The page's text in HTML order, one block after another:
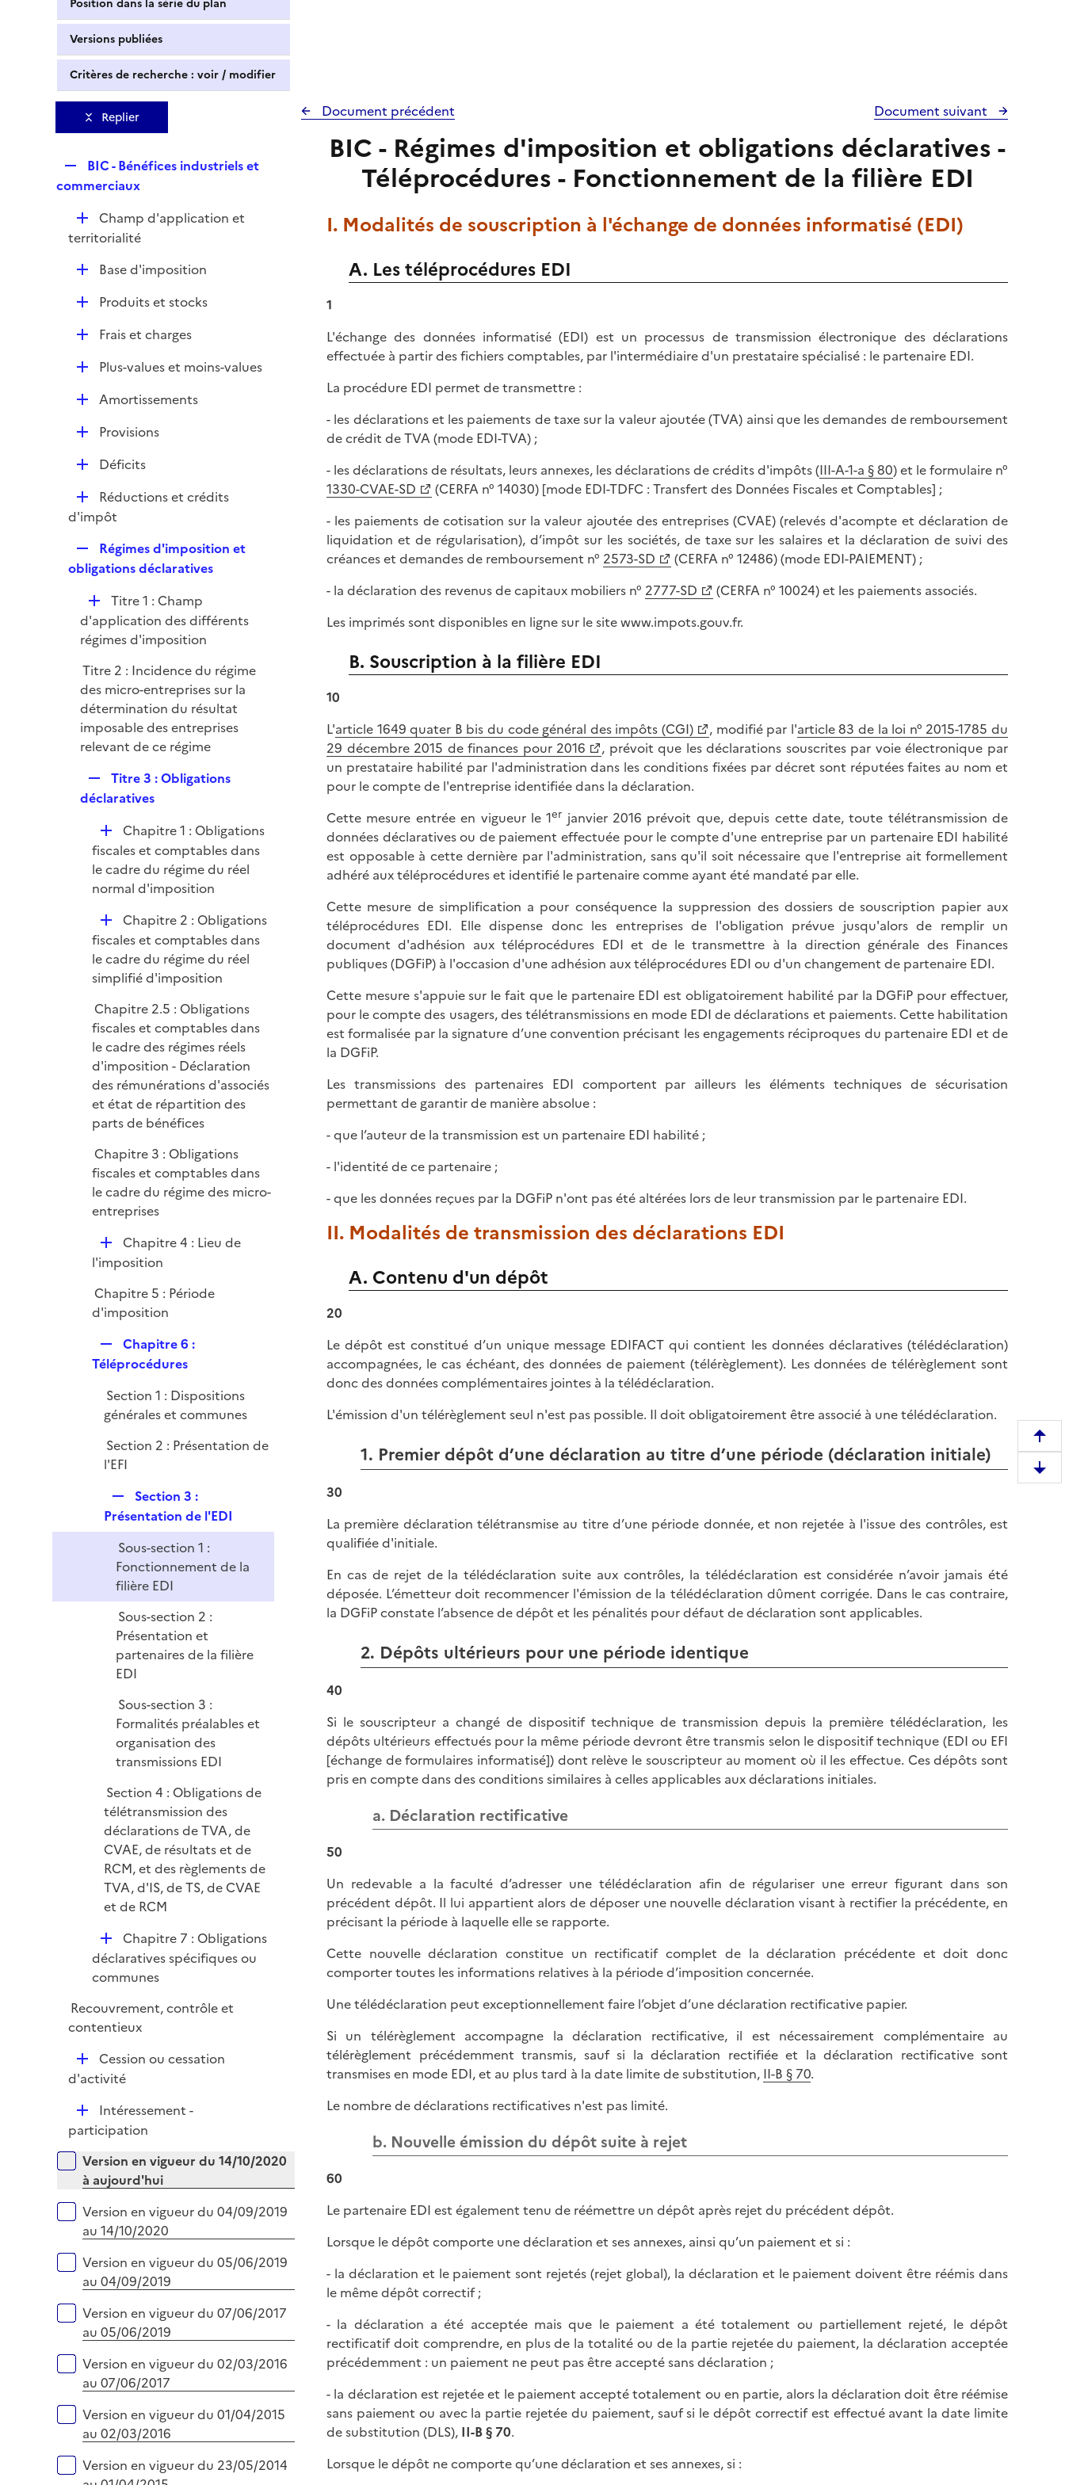
Position dans la série du plan
Versions publiées
Critères de recherche : voir / modifier
Replier
e
l
i
e
r
BIC - Bénéfices industriels et
commerciaux
D
é
Champ d'application et
territorialité
DBase d'imposition
DProduits et stocks
DFrais et charges
D
p
Plus-values et moins-values
D
r
Amortissements
D
e
Provisions
D
l
r
Déficits
D
é
i
e
r
Réductions et crédits
d'impôt
e
l
i
e
r
Régimes d'imposition et
obligations déclaratives
D
é
p
i
e
r
Titre 1 : Champ
d'application des différents
régimes d'imposition
Titre 2 : Incidence du régime
des micro-entreprises sur la
détermination du résultat
imposable des entreprises
relevant de ce régime
e
l
i
e
r
Titre 3 : Obligations
déclaratives
D
é
p
l
r
Chapitre 1 : Obligations
fiscales et comptables dans
le cadre du régime du réel
normal d'imposition
D
é
p
l
e
r
Chapitre 2 : Obligations
fiscales et comptables dans
le cadre du régime du réel
simplifié d'imposition
Chapitre 2.5 : Obligations
fiscales et comptables dans
le cadre des régimes réels
d'imposition - Déclaration
des rémunérations d'associés
et état de répartition des
parts de bénéfices
Chapitre 3 : Obligations
fiscales et comptables dans
le cadre du régime des micro-
entreprises
D
é
l
i
r
Chapitre 4 : Lieu de
l'imposition
Chapitre 5 : Période
d'imposition
e
l
i
r
Chapitre 6 :
Téléprocédures
Section 1 : Dispositions
générales et communes
Section 2 : Présentation de
l'EFI
e
p
l
i
e
Section 3 :
Présentation de l'EDI
Sous-section 1 :
Fonctionnement de la
filière EDI
Sous-section 2 :
Présentation et
partenaires de la filière
EDI
Sous-section 3 :
Formalités préalables et
organisation des
transmissions EDI
Section 4 : Obligations de
télétransmission des
déclarations de TVA, de
CVAE, de résultats et de
RCM, et des règlements de
TVA, d'IS, de TS, de CVAE
et de RCM
D
é
p
i
e
Chapitre 7 : Obligations
déclaratives spécifiques ou
communes
Recouvrement, contrôle et
contentieux
D
é
i
e
r
Cession ou cessation
d'activité
D
é
l
i
e
Intéressement -
participation
Versions sur la période
Version en vigueur du 14/10/2020
à aujourd'hui
Version en vigueur du 04/09/2019
au 14/10/2020
Version en vigueur du 05/06/2019
au 04/09/2019
Version en vigueur du 07/06/2017
au 05/06/2019
Version en vigueur du 02/03/2016
au 07/06/2017
Version en vigueur du 01/04/2015
au 02/03/2016
Version en vigueur du 23/05/2014
Document précédent Document suivant
BIC - Régimes d'imposition et obligations déclaratives -
Téléprocédures - Fonctionnement de la filière EDI
I. Modalités de souscription à l'échange de données informatisé (EDI)
A. Les téléprocédures EDI
1
L'échange des données informatisé (EDI) est un processus de transmission électronique des déclarations
effectuée à partir des fichiers comptables, par l'intermédiaire d'un prestataire spécialisé : le partenaire EDI.
La procédure EDI permet de transmettre :
- les déclarations et les paiements de taxe sur la valeur ajoutée (TVA) ainsi que les demandes de remboursement
de crédit de TVA (mode EDI-TVA) ;
- les déclarations de résultats, leurs annexes, les déclarations de crédits d'impôts (III-A-1-a § 80) et le formulaire n°
1330-CVAE-SD
(CERFA n° 14030) [mode EDI-TDFC : Transfert des Données Fiscales et Comptables] ;
- les paiements de cotisation sur la valeur ajoutée des entreprises (CVAE) (relevés d'acompte et déclaration de
liquidation et de régularisation), d’impôt sur les sociétés, de taxe sur les salaires et la déclaration de suivi des
créances et demandes de remboursement n° 2573-SD
(CERFA n° 12486) (mode EDI-PAIEMENT) ;
- la déclaration des revenus de capitaux mobiliers n° 2777-SD
(CERFA n° 10024) et les paiements associés.
Les imprimés sont disponibles en ligne sur le site www.impots.gouv.fr.
B. Souscription à la filière EDI
10
L'article 1649 quater B bis du code général des impôts (CGI) , modifié par l'article 83 de la loi n° 2015-1785 du
29 décembre 2015 de finances pour 2016
, prévoit que les déclarations souscrites par voie électronique par
un prestataire habilité par l'administration dans les conditions fixées par décret sont réputées faites au nom et
pour le compte de l'entreprise identifiée dans la déclaration.
Cette mesure entrée en vigueur le 1er janvier 2016 prévoit que, depuis cette date, toute télétransmission de
données déclaratives ou de paiement effectuée pour le compte d'une entreprise par un partenaire EDI habilité
est opposable à cette dernière par l'administration, sans qu'il soit nécessaire que l'entreprise ait formellement
adhéré aux téléprocédures et identifié le partenaire comme ayant été mandaté par elle.
Cette mesure de simplification a pour conséquence la suppression des dossiers de souscription papier aux
téléprocédures EDI. Elle dispense donc les entreprises de l'obligation prévue jusqu'alors de remplir un
document d'adhésion aux téléprocédures EDI et de le transmettre à la direction générale des Finances
publiques (DGFiP) à l'occasion d'une adhésion aux téléprocédures EDI ou d'un changement de partenaire EDI.
Cette mesure s'appuie sur le fait que le partenaire EDI est obligatoirement habilité par la DGFiP pour effectuer,
pour le compte des usagers, des télétransmissions en mode EDI de déclarations et paiements. Cette habilitation
est formalisée par la signature d’une convention précisant les engagements réciproques du partenaire EDI et de
la DGFiP.
Les transmissions des partenaires EDI comportent par ailleurs les éléments techniques de sécurisation
permettant de garantir de manière absolue :
- que l’auteur de la transmission est un partenaire EDI habilité ;
- l'identité de ce partenaire ;
- que les données reçues par la DGFiP n'ont pas été altérées lors de leur transmission par le partenaire EDI.
II. Modalités de transmission des déclarations EDI
A. Contenu d'un dépôt
20
Le dépôt est constitué d’un unique message EDIFACT qui contient les données déclaratives (télédéclaration)
accompagnées, le cas échéant, des données de paiement (télérèglement). Les données de télérèglement sont
donc des données complémentaires jointes à la télédéclaration.
L'émission d'un télérèglement seul n'est pas possible. Il doit obligatoirement être associé à une télédéclaration.
1. Premier dépôt d’une déclaration au titre d’une période (déclaration initiale)
30
La première déclaration télétransmise au titre d’une période donnée, et non rejetée à l'issue des contrôles, est
qualifiée d'initiale.
En cas de rejet de la télédéclaration suite aux contrôles, la télédéclaration est considérée n’avoir jamais été
déposée. L’émetteur doit recommencer l'émission de la télédéclaration dûment corrigée. Dans le cas contraire,
la DGFiP constate l’absence de dépôt et les pénalités pour défaut de déclaration sont applicables.
2. Dépôts ultérieurs pour une période identique
40
Si le souscripteur a changé de dispositif technique de transmission depuis la première télédéclaration, les
dépôts ultérieurs effectués pour la même période devront être transmis selon le dispositif technique (EDI ou EFI
[échange de formulaires informatisé]) dont relève le souscripteur au moment où il les effectue. Ces dépôts sont
pris en compte dans des conditions similaires à celles applicables aux déclarations initiales.
a. Déclaration rectificative
50
Un redevable a la faculté d’adresser une télédéclaration afin de régulariser une erreur figurant dans son
précédent dépôt. Il lui appartient alors de déposer une nouvelle déclaration visant à rectifier la précédente, en
précisant la période à laquelle elle se rapporte.
Cette nouvelle déclaration constitue un rectificatif complet de la déclaration précédente et doit donc
comporter toutes les informations relatives à la période d’imposition concernée.
Une télédéclaration peut exceptionnellement faire l’objet d’une déclaration rectificative papier.
Si un télérèglement accompagne la déclaration rectificative, il est nécessairement complémentaire au
télérèglement précédemment transmis, sauf si la déclaration rectifiée et la déclaration rectificative sont
transmises en mode EDI, et au plus tard à la date limite de substitution, II-B § 70.
Le nombre de déclarations rectificatives n'est pas limité.
b. Nouvelle émission du dépôt suite à rejet
60
Le partenaire EDI est également tenu de réémettre un dépôt après rejet du précédent dépôt.
Lorsque le dépôt comporte une déclaration et ses annexes, ainsi qu’un paiement et si :
- la déclaration et le paiement sont rejetés (rejet global), la déclaration et le paiement doivent être réémis dans
le même dépôt correctif ;
- la déclaration a été acceptée mais que le paiement a été totalement ou partiellement rejeté, le dépôt
rectificatif doit comprendre, en plus de la totalité ou de la partie rejetée du paiement, la déclaration acceptée
précédemment : un paiement ne peut pas être accepté sans déclaration ;
- la déclaration est rejetée et le paiement accepté totalement ou en partie, alors la déclaration doit être réémise
sans paiement ou avec la partie rejetée du paiement, sauf si le dépôt correctif est effectué avant la date limite
de substitution (DLS), II-B § 70.
Lorsque le dépôt ne comporte qu’une déclaration et ses annexes, si :
e
m
D